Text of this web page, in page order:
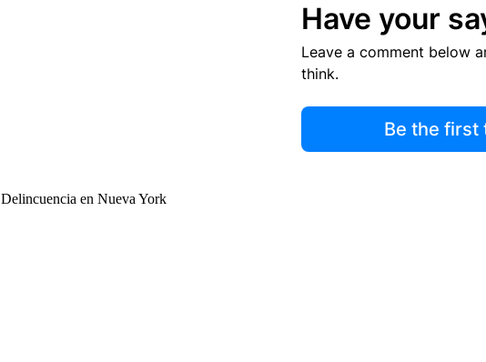
Have your
Leave a comment below
think.
Be the first
Delincuencia en Nueva York